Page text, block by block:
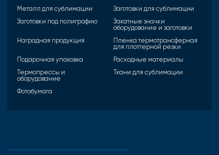
Металл для сублимации
Заготовки для сублимации
Заготовки под полиграфию
Закатные значки
оборудование и заготовки
Наградная продукция
Пленка термотрансферная
для плоттерной резки
Подарочная упаковка
Расходные материалы
Термопрессы и
оборудование
Ткани для сублимации
Фотобумага